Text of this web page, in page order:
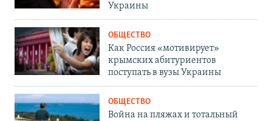
Украины
ОБЩЕСТВО
Как Россия «мотивирует»
крымских абитуриентов
поступать в вузы Украины
ОБЩЕСТВО
Война на пляжах и тотальный